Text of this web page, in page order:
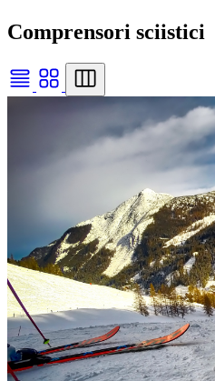
Comprensori sciistici